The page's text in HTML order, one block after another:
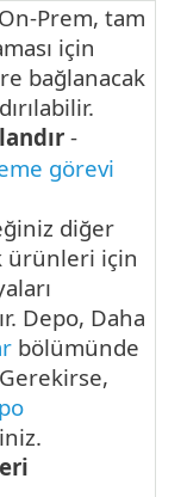
On-Prem, tam
için
bağlanacak
-
görevi
diğer
ürünleri için
Depo, Daha
bölümünde
Gerekirse,